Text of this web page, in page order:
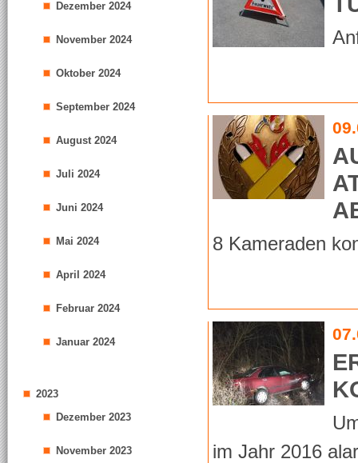
Dezember 2024
November 2024
Oktober 2024
September 2024
August 2024
Juli 2024
Juni 2024
Mai 2024
April 2024
Februar 2024
Januar 2024
2023
Dezember 2023
November 2023
8 Kameraden
im Jahr 2016